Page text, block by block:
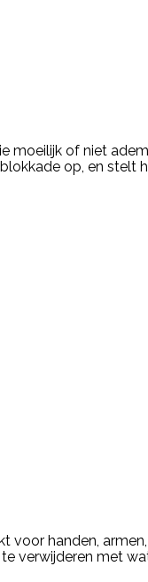
moeilijk of niet
op, en stelt
voor handen,
verwijderen met